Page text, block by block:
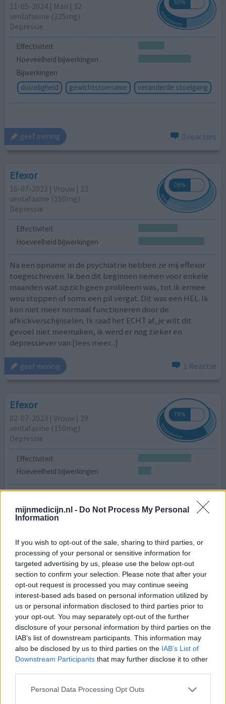
mijnmedicijn.nl - Do Not Process My Personal
Information
If you wish to opt-out of the sale, sharing to third parties, or
processing of your personal or sensitive information for
targeted advertising by us, please use the below opt-out
section to confirm your selection. Please note that after your
opt-out request is processed you may continue seeing
interest-based ads based on personal information utilized by
us or personal information disclosed to third parties prior to
your opt-out. You may separately opt-out of the further
disclosure of your personal information by third parties on the
IAB’s list of downstream participants. This information may
also be disclosed by us to third parties on the IAB’s List of
Downstream Participants that may further disclose it to other
Personal Data Processing Opt Outs
11-05-2024 | Man | 32
venlafaxine (225mg)
Depressie
Effectiviteit
Hoeveelheid bijwerkingen
Bijwerkingen
duizeligheid
gewichtstoename veranderde stoelgang
geef mening 0 reacties
Efexor
16-07-2023 | Vrouw | 23
venlafaxine (150mg)
Depressie
Effectiviteit
Hoeveelheid bijwerkingen
Na een opname in de psychiatrie hebben ze mij effexor
toegeschreven. Ik ben dit beginnen nemen voor enkele
maanden wat opzich geen probleem was, tot ik ermee
wou stoppen of soms een pil vergat. Dit was een HEL. Ik
kon niet meer normaal functioneren door de
afkickverschijnselen. Ik raad het ECHT af, je wilt dit
gevoel niet meemaken, ik werd er nog zieker en
depressiever van [lees meer...]
geef mening 1 Reactie
Efexor
02-07-2023 | Vrouw | 29
venlafaxine (150mg)
Depressie
Effectiviteit
Hoeveelheid bijwerkingen
Ik gebruik dit middel al zo'n 13 jaar, na meerdere andere
antidepressiva te hebben geprobeerd, bleek dit het
meest werkend. Inmiddels heb ik 3 jaar de diagnose ASS
kan ik prikkels wat beter verwerken. Helaas is het wel zo
dat, wanneer ik een dosis vergeet, ik mij echt een zombie
voel. Het voelt echt als afkicken, ook a [lees meer...]
geef mening 0 reacties
Efexor
06-06-2023 | Vrouw | 23
venlafaxine (150mg)
Depressie
Effectiviteit
Hoeveelheid bijwerkingen